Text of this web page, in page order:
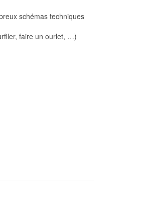
schémas techniques
faire un ourlet, …)